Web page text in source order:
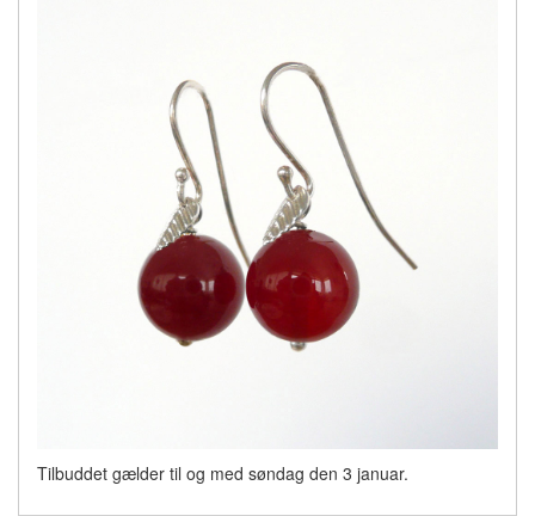
Tilbuddet gælder til og med søndag den 3 januar.